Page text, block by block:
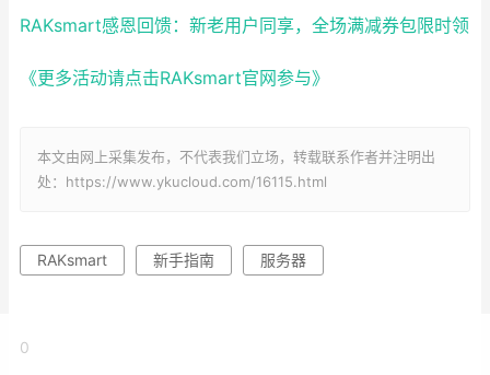
RAKsmart感恩回馈：新老用户同享，全场满减券包限时领
《更多活动请点击RAKsmart官网参与》
本文由网上采集发布，不代表我们立场，转载联系作者并注明出
处：https://www.ykucloud.com/16115.html
RAKsmart 新手指南 服务器
0